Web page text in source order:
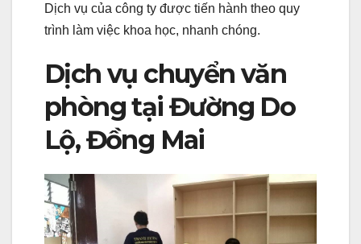
Dịch vụ của công ty được tiến hành theo quy
trình làm việc khoa học, nhanh chóng.
Dịch vụ chuyển văn
phòng tại Đường Do
Lộ, Đồng Mai